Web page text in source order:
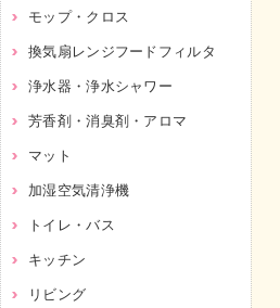
モップ・クロス
換気扇レンジフードフィルタ
浄水器・浄水シャワー
芳香剤・消臭剤・アロマ
マット
加湿空気清浄機
トイレ・バス
キッチン
リビング